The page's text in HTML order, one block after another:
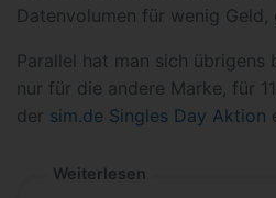
Datenvolumen für wenig Geld,
Parallel hat man sich übrigens
nur für die andere Marke, für
der sim.de Singles Day Aktion
Weiterlesen